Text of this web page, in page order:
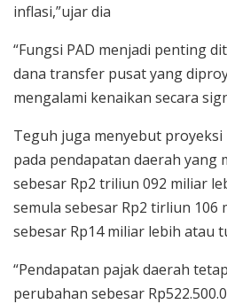
inflasi,”ujar dia
“Fungsi PAD menjadi penting
dana transfer pusat yang
mengalami kenaikan secara
Teguh juga menyebut proyeksi
pada pendapatan daerah yang
sebesar Rp2 triliun 092 miliar
semula sebesar Rp2 tirliun
sebesar Rp14 miliar lebih atau
“Pendapatan pajak daerah
perubahan sebesar